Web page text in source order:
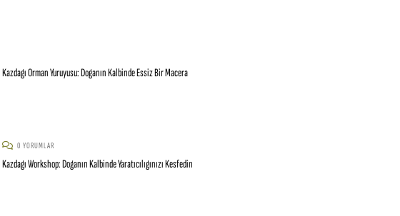
Kazdagı Orman Yuruyusu: Doganın Kalbinde Essiz Bir Macera
0 YORUMLAR
Kazdagı Workshop: Doganın Kalbinde Yaratıcılıgınızı Kesfedin